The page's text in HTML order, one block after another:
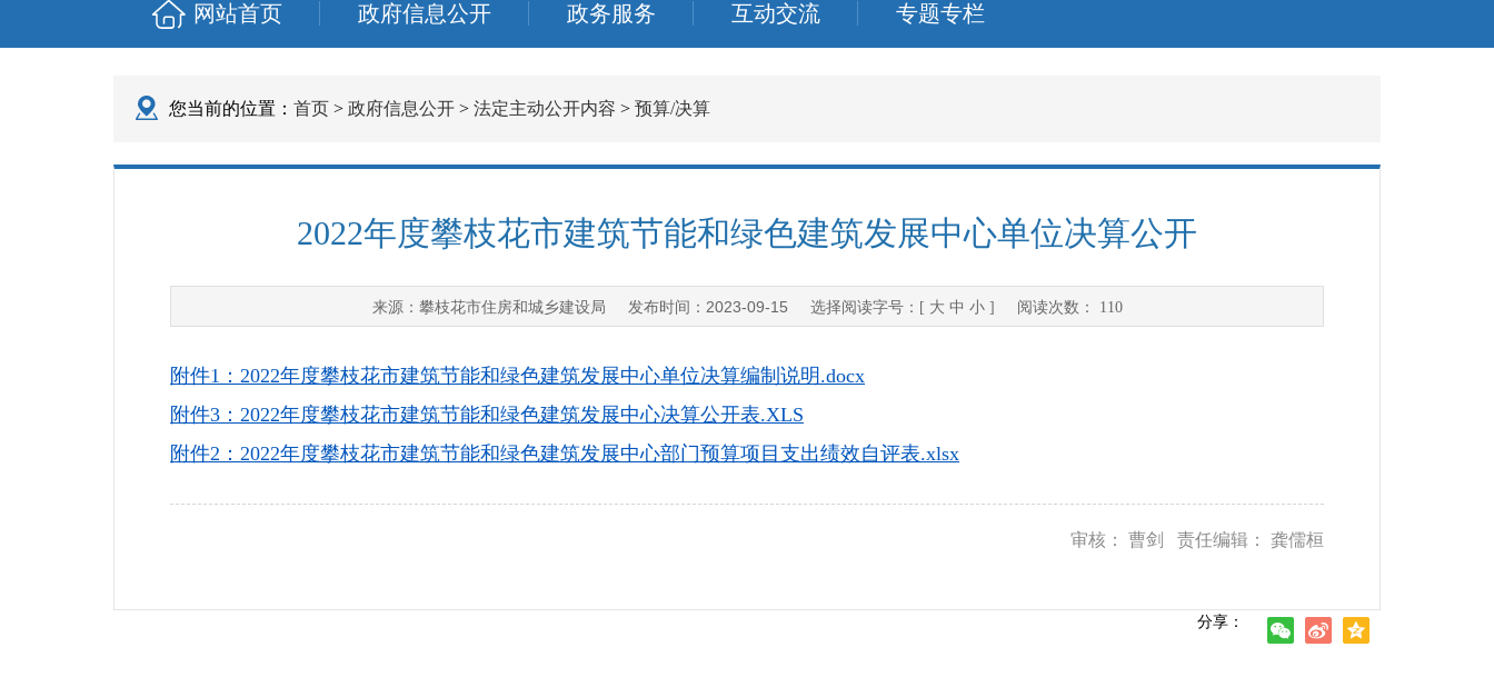
网站首页 政府信息公开 政务服务 互动交流 专题专栏
您当前的位置： 首页 > 政府信息公开 > 法定主动公开内容 > 预算/决算
2022年度攀枝花市建筑节能和绿色建筑发展中心单位决算公开
来源： 攀枝花市住房和城乡建设局 发布时间： 2023-09-15 选择阅读字号：[ 大 中 小] 阅读次数： 110
附件1：2022年度攀枝花市建筑节能和绿色建筑发展中心单位决算编制说明.docx
附件3：2022年度攀枝花市建筑节能和绿色建筑发展中心决算公开表.XLS
附件2：2022年度攀枝花市建筑节能和绿色建筑发展中心部门预算项目支出绩效自评表.xlsx
审核： 曹剑 责任编辑： 龚儒桓
分享：